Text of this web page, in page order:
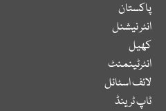
پاکستان
انٹر نیشنل
کھیل
انٹرٹینمنٹ
لائف اسٹائل
ٹاپ ٹرینڈ